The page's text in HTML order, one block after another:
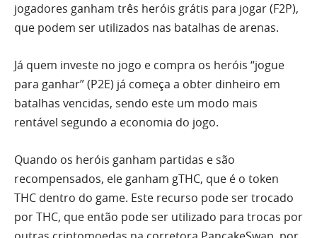
jogadores ganham três heróis grátis para jogar (F2P),
que podem ser utilizados nas batalhas de arenas.
Já quem investe no jogo e compra os heróis “jogue
para ganhar” (P2E) já começa a obter dinheiro em
batalhas vencidas, sendo este um modo mais
rentável segundo a economia do jogo.
Quando os heróis ganham partidas e são
recompensados, ele ganham gTHC, que é o token
THC dentro do game. Este recurso pode ser trocado
por THC, que então pode ser utilizado para trocas por